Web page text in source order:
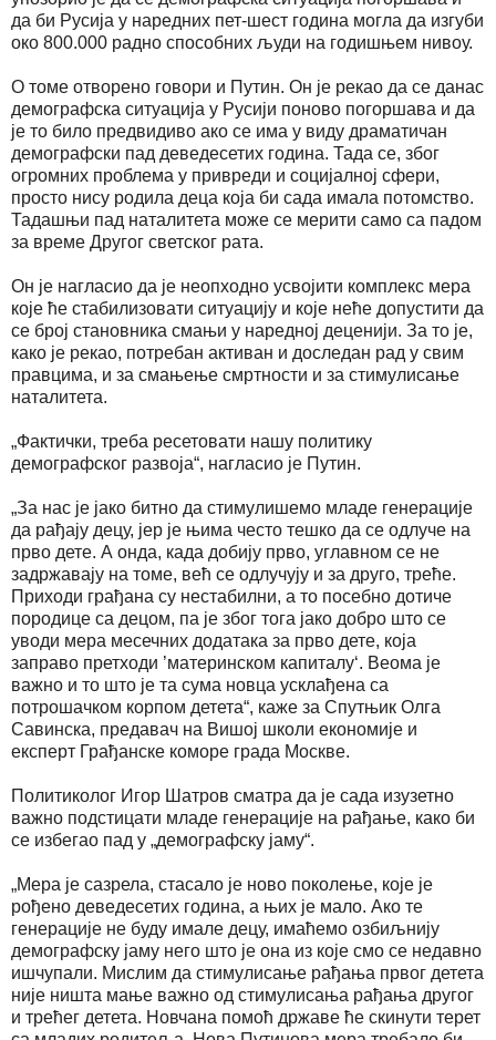
да би Русија у наредних пет-шест година могла да изгуби
око 800.000 радно способних људи на годишњем нивоу.
О томе отворено говори и Путин. Он је рекао да се данас
демографска ситуација у Русији поново погоршава и да
је то било предвидиво ако се има у виду драматичан
демографски пад деведесетих година. Тада се, због
огромних проблема у привреди и социјалној сфери,
просто нису родила деца која би сада имала потомство.
Тадашњи пад наталитета може се мерити само са падом
за време Другог светског рата.
Он је нагласио да је неопходно усвојити комплекс мера
које ће стабилизовати ситуацију и које неће допустити да
се број становника смањи у наредној деценији. За то је,
како је рекао, потребан активан и доследан рад у свим
правцима, и за смањење смртности и за стимулисање
наталитета.
„Фактички, треба ресетовати нашу политику
демографског развоја“, нагласио је Путин.
„За нас је јако битно да стимулишемо младе генерације
да рађају децу, јер је њима често тешко да се одлуче на
прво дете. А онда, када добију прво, углавном се не
задржавају на томе, већ се одлучују и за друго, треће.
Приходи грађана су нестабилни, а то посебно дотиче
породице са децом, па је због тога јако добро што се
уводи мера месечних додатака за прво дете, која
заправо претходи ’материнском капиталу‘. Веома је
важно и то што је та сума новца усклађена са
потрошачком корпом детета“, каже за Спутњик Олга
Савинска, предавач на Вишој школи економије и
експерт Грађанске коморе града Москве.
Политиколог Игор Шатров сматра да је сада изузетно
важно подстицати младе генерације на рађање, како би
се избегао пад у „демографску јаму“.
„Мера је сазрела, стасало је ново поколење, које је
рођено деведесетих година, а њих је мало. Ако те
генерације не буду имале децу, имаћемо озбиљнију
демографску јаму него што је она из које смо се недавно
ишчупали. Мислим да стимулисање рађања првог детета
није ништа мање важно од стимулисања рађања другог
и трећег детета. Новчана помоћ државе ће скинути терет